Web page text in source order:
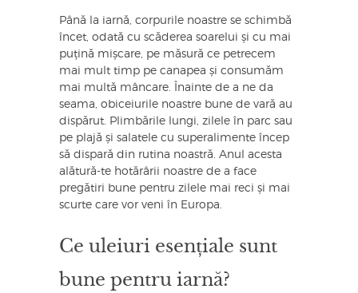
Până la iarnă, corpurile noastre se schimbă
încet, odată cu scăderea soarelui și cu mai
puțină mișcare, pe măsură ce petrecem
mai mult timp pe canapea și consumăm
mai multă mâncare. Înainte de a ne da
seama, obiceiurile noastre bune de vară au
dispărut. Plimbările lungi, zilele în parc sau
pe plajă și salatele cu superalimente încep
să dispară din rutina noastră. Anul acesta
alătură-te hotărârii noastre de a face
pregătiri bune pentru zilele mai reci și mai
scurte care vor veni în Europa.
Ce uleiuri esențiale sunt
bune pentru iarnă?